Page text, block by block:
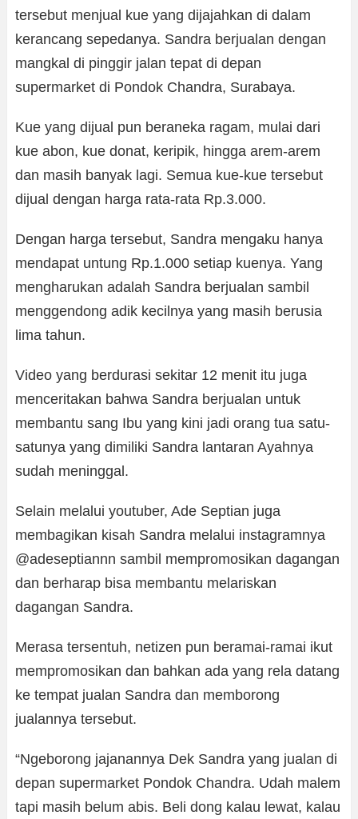
tersebut menjual kue yang dijajahkan di dalam
kerancang sepedanya. Sandra berjualan dengan
mangkal di pinggir jalan tepat di depan
supermarket di Pondok Chandra, Surabaya.
Kue yang dijual pun beraneka ragam, mulai dari
kue abon, kue donat, keripik, hingga arem-arem
dan masih banyak lagi. Semua kue-kue tersebut
dijual dengan harga rata-rata Rp.3.000.
Dengan harga tersebut, Sandra mengaku hanya
mendapat untung Rp.1.000 setiap kuenya. Yang
mengharukan adalah Sandra berjualan sambil
menggendong adik kecilnya yang masih berusia
lima tahun.
Video yang berdurasi sekitar 12 menit itu juga
menceritakan bahwa Sandra berjualan untuk
membantu sang Ibu yang kini jadi orang tua satu-
satunya yang dimiliki Sandra lantaran Ayahnya
sudah meninggal.
Selain melalui youtuber, Ade Septian juga
membagikan kisah Sandra melalui instagramnya
@adeseptiannn sambil mempromosikan dagangan
dan berharap bisa membantu melariskan
dagangan Sandra.
Merasa tersentuh, netizen pun beramai-ramai ikut
mempromosikan dan bahkan ada yang rela datang
ke tempat jualan Sandra dan memborong
jualannya tersebut.
“Ngeborong jajanannya Dek Sandra yang jualan di
depan supermarket Pondok Chandra. Udah malem
tapi masih belum abis. Beli dong kalau lewat, kalau